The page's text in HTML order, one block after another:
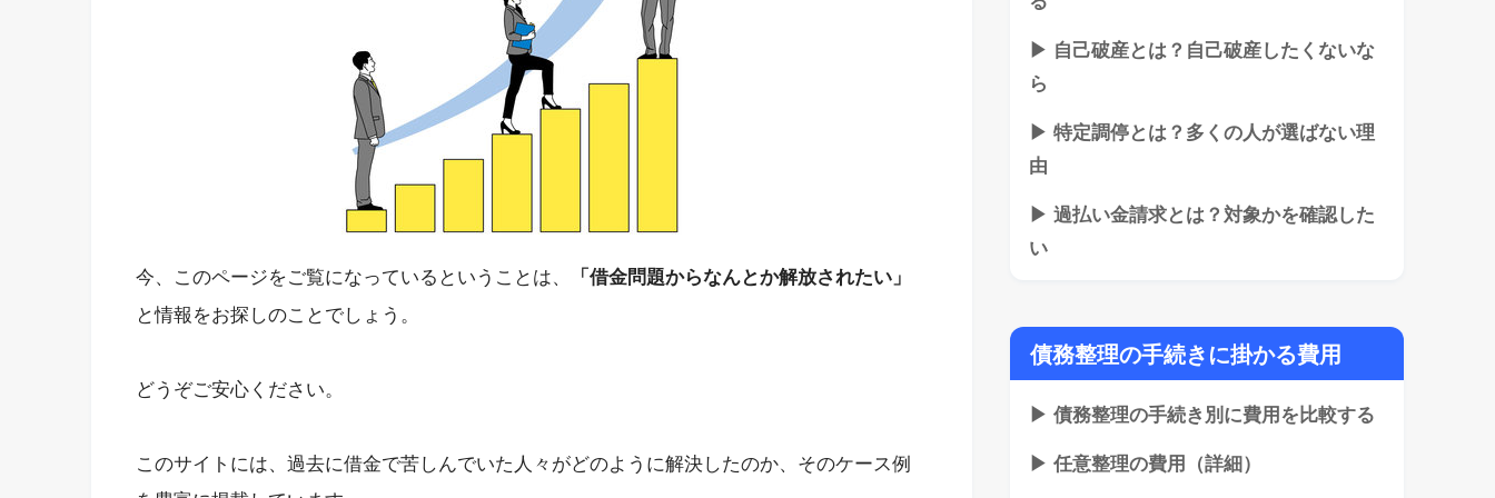
今、このページをご覧になっているということは、 「借金問題からなんとか解放されたい」
と情報をお探しのことでしょう。
どうぞご安心ください。
このサイトには、過去に借金で苦しんでいた人々がどのように解決したのか、そのケース例
▶ 自己破産とは？自己破産したくないな
ら
▶ 特定調停とは？多くの人が選ばない理
由
▶ 過払い金請求とは？対象かを確認した
い
債務整理の手続きに掛かる費用
▶ 債務整理の手続き別に費用を比較する
▶ 任意整理の費用（詳細）